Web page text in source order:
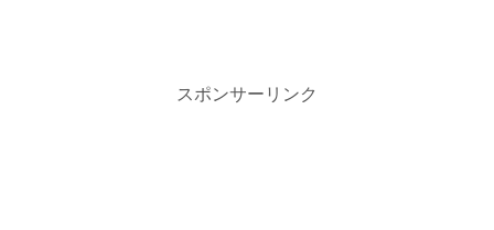
スポンサーリンク